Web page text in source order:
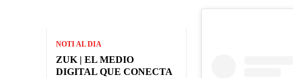
NOTI AL DIA
ZUK | EL MEDIO
DIGITAL QUE CONECTA